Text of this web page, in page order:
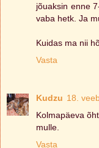
jõuaksin enne
vaba hetk. Ja
Kuidas ma nii
Vasta
Kudzu 18.
Kolmapäeva
mulle.
Vasta